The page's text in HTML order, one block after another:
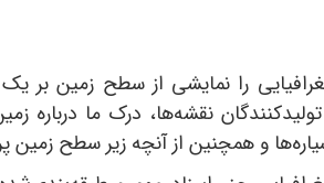
را نمایشی از سطح زمین
نقشه‌ها، درک ما
و همچنین از آنچه زیر سطح زمین